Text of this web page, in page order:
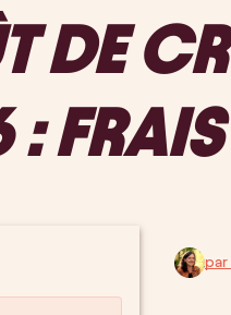
DE
par